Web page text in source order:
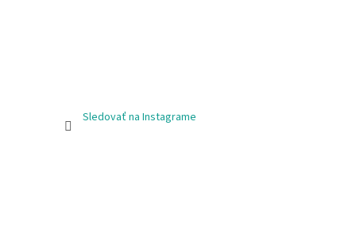
Sledovať na Instagrame